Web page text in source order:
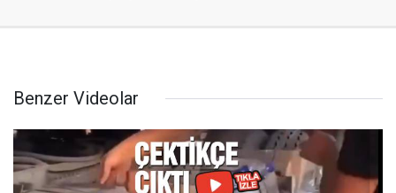
Benzer Videolar